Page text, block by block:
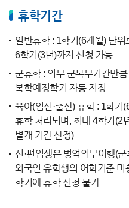
휴학기간
일반휴학 : 1학기(6개월) 단
6학기(3년)까지 신청 가능
군휴학 : 의무 군복무기간만
복학예정학기 자동 지정
육아(임신·출산) 휴학 : 1학기
휴학 처리되며, 최대 4학기(2
별개 기간 산정)
신·편입생은 병역의무이행(
외국인 유학생의 어학기준 미
학기에 휴학 신청 불가